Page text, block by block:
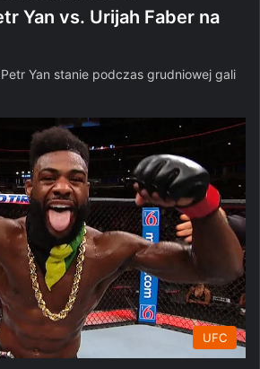
Yan vs. Urijah Faber na
Yan stanie podczas grudniowej gali
UFC